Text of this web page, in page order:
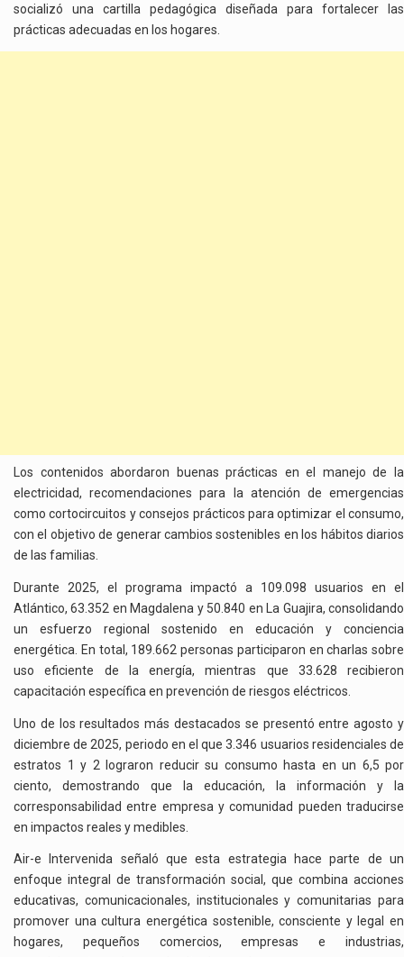
socializó una cartilla pedagógica diseñada para fortalecer las
prácticas adecuadas en los hogares.
Los contenidos abordaron buenas prácticas en el manejo de la
electricidad, recomendaciones para la atención de emergencias
como cortocircuitos y consejos prácticos para optimizar el consumo,
con el objetivo de generar cambios sostenibles en los hábitos diarios
de las familias.
Durante 2025, el programa impactó a 109.098 usuarios en el
Atlántico, 63.352 en Magdalena y 50.840 en La Guajira, consolidando
un esfuerzo regional sostenido en educación y conciencia
energética. En total, 189.662 personas participaron en charlas sobre
uso eficiente de la energía, mientras que 33.628 recibieron
capacitación específica en prevención de riesgos eléctricos.
Uno de los resultados más destacados se presentó entre agosto y
diciembre de 2025, periodo en el que 3.346 usuarios residenciales de
estratos 1 y 2 lograron reducir su consumo hasta en un 6,5 por
ciento, demostrando que la educación, la información y la
corresponsabilidad entre empresa y comunidad pueden traducirse
en impactos reales y medibles.
Air-e Intervenida señaló que esta estrategia hace parte de un
enfoque integral de transformación social, que combina acciones
educativas, comunicacionales, institucionales y comunitarias para
promover una cultura energética sostenible, consciente y legal en
hogares, pequeños comercios, empresas e industrias,